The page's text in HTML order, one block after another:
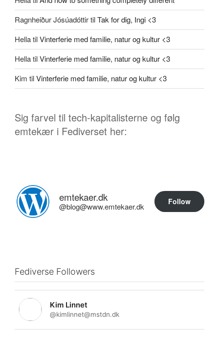
Ragnheiður JósúadóttirtilTak for dig, Ingi <3
HellatilVinterferie med familie, natur og kultur <3
HellatilVinterferie med familie, natur og kultur <3
Kim tilVinterferie med familie, natur og kultur <3
Sig farvel til tech-kapitalisterne og følg
emtekær i Fediverset her:
emtekaer.dk
@blog@www.emtekaer.dk
Follow
Fediverse Followers
Kim Linnet
@kimlinnet@mstdn.dk